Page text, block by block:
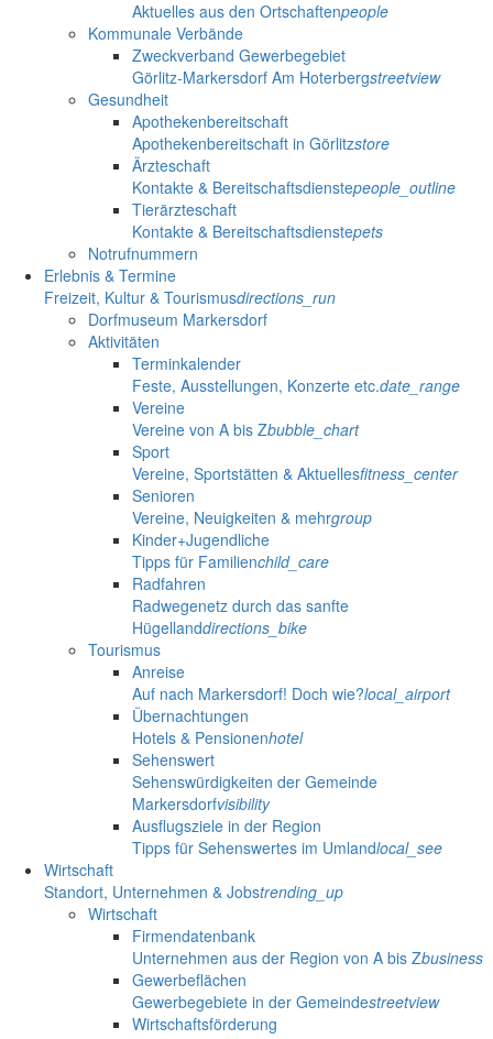
Aktuelles aus den Ortschaftenpeople
Kommunale Verbände
Zweckverband Gewerbegebiet
Görlitz-Markersdorf Am Hoterbergstreetview
Gesundheit
Apothekenbereitschaft
Apothekenbereitschaft in Görlitzstore
Ärzteschaft
Kontakte & Bereitschaftsdienstepeople_outline
Tierärzteschaft
Kontakte & Bereitschaftsdienstepets
Notrufnummern
Erlebnis & Termine
Freizeit, Kultur & Tourismusdirections_run
Dorfmuseum Markersdorf
Aktivitäten
Terminkalender
Feste, Ausstellungen, Konzerte etc.date_range
Vereine
Vereine von A bis Zbubble_chart
Sport
Vereine, Sportstätten & Aktuellesfitness_center
Senioren
Vereine, Neuigkeiten & mehrgroup
Kinder+Jugendliche
Tipps für Familienchild_care
Radfahren
Radwegenetz durch das sanfte
Hügellanddirections_bike
Tourismus
Anreise
Auf nach Markersdorf! Doch wie?local_airport
Übernachtungen
Hotels & Pensionenhotel
Sehenswert
Sehenswürdigkeiten der Gemeinde
Markersdorfvisibility
Ausflugsziele in der Region
Tipps für Sehenswertes im Umlandlocal_see
Wirtschaft
Standort, Unternehmen & Jobstrending_up
Wirtschaft
Firmendatenbank
Unternehmen aus der Region von A bis Zbusiness
Gewerbeflächen
Gewerbegebiete in der Gemeindestreetview
Wirtschaftsförderung